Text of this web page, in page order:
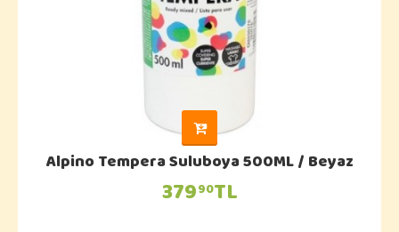
Alpino Tempera Suluboya 500ML / Beyaz
37990TL